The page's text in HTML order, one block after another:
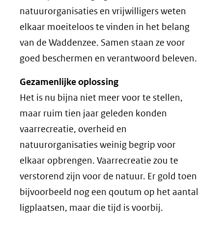
natuurorganisaties en vrijwilligers weten
elkaar moeiteloos te vinden in het belang
van de Waddenzee. Samen staan ze voor
goed beschermen en verantwoord beleven.
Gezamenlijke oplossing
Het is nu bijna niet meer voor te stellen,
maar ruim tien jaar geleden konden
vaarrecreatie, overheid en
natuurorganisaties weinig begrip voor
elkaar opbrengen. Vaarrecreatie zou te
verstorend zijn voor de natuur. Er gold toen
bijvoorbeeld nog een qoutum op het aantal
ligplaatsen, maar die tijd is voorbij.